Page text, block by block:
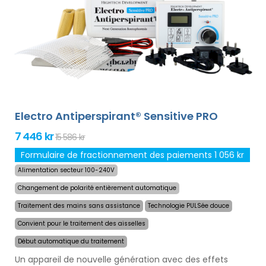
adaptateurs optionnels de notre offre. Le prix du produit
inclut déjà une livraison express dans le monde
entier et une garantie de remboursement en cas
d`insatisfaction. Les instructions d`utilisation sont dans
votre langue.
Electro Antiperspirant® Sensitive PRO
7 446 kr15 586 kr
Formulaire de fractionnement des paiements 1 056 kr
Alimentation secteur 100-240V
Changement de polarité entièrement automatique
Traitement des mains sans assistance
Technologie PULSée douce
Convient pour le traitement des aisselles
Début automatique du traitement
Un appareil de nouvelle génération avec des effets